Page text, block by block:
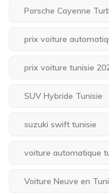
Porsche Cayenne
prix voiture
prix voiture tunisie
SUV Hybride Tunisie
suzuki swift tunisie
voiture automatique
Voiture Neuve en